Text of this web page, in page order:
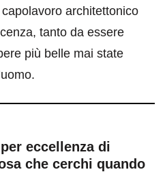
architettonico
tanto da essere
più belle mai state
eccellenza di
che cerchi quando